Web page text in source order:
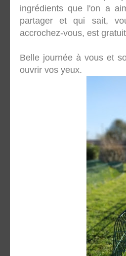
ingrédients que l'on a
partager et qui sait,
accrochez-vous, est
Belle journée à vous et
ouvrir vos yeux.